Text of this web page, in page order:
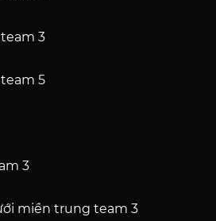
3
5
3
miền trung team 3